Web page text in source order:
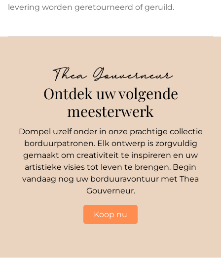
levering worden geretourneerd of geruild.
Thea Gouverneur
Ontdek uw volgende
meesterwerk
Dompel uzelf onder in onze prachtige collectie
borduurpatronen. Elk ontwerp is zorgvuldig
gemaakt om creativiteit te inspireren en uw
artistieke visies tot leven te brengen. Begin
vandaag nog uw borduuravontuur met Thea
Gouverneur.
Koop nu